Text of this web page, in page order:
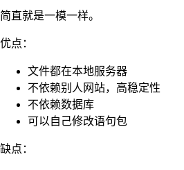
简直就是一模一样。
优点：
文件都在本地服务器
不依赖别人网站，高稳定性
不依赖数据库
可以自己修改语句包
缺点：